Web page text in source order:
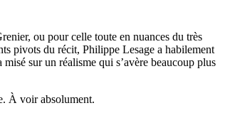
ou pour celle toute en nuances du très
pivots du récit, Philippe Lesage a habilement
sur un réalisme qui s’avère beaucoup plus
À voir absolument.